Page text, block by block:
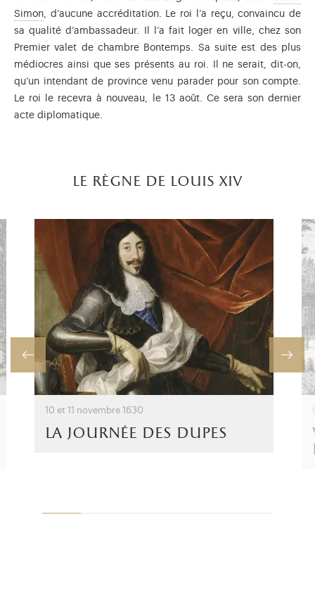
SimonMémorialiste de Versailles, il a témoigné du quotidien de
, d’aucune accréditation. Le roi l’a reçu, convaincu de
sa qualité d’ambassadeur. Il l’a fait loger en ville, chez son
Premier valet de chambre Bontemps. Sa suite est des plus
médiocres ainsi que ses présents au roi. Il ne serait, dit-on,
qu’un intendant de province venu parader pour son compte.
Le roi le recevra à nouveau, le 13 août. Ce sera son dernier
acte diplomatique.
le règne de louis xiv
10 et 11 novembre 1630
la journée des dupes